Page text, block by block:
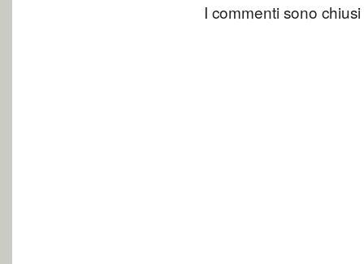
I commenti sono chiusi